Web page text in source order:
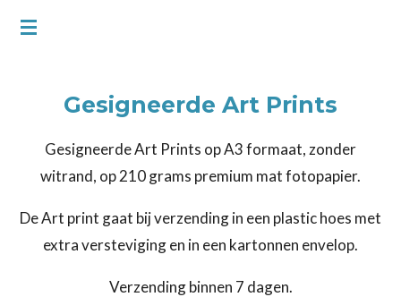
Ga
Gesigneerde Art Prints
Gesigneerde Art Prints op A3 formaat, zonder
witrand, op 210 grams premium mat fotopapier.
De Art print gaat bij verzending in een plastic hoes met
extra versteviging en in een kartonnen envelop.
Verzending binnen 7 dagen.